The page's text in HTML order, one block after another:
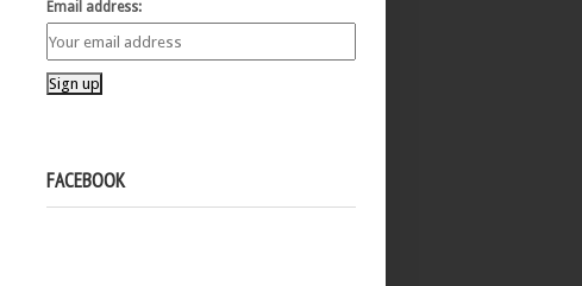
Email address:
FACEBOOK